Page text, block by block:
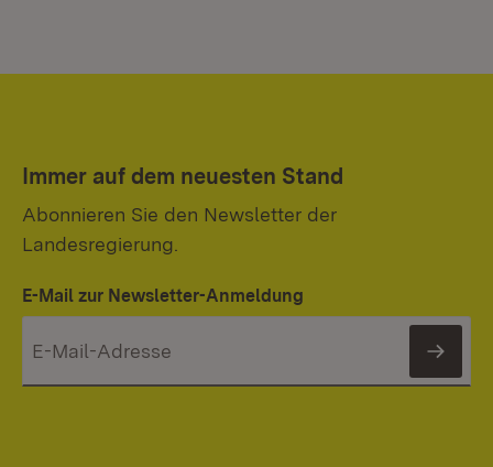
Immer auf dem neuesten Stand
Abonnieren Sie den Newsletter der
Landesregierung.
E-Mail zur Newsletter-Anmeldung